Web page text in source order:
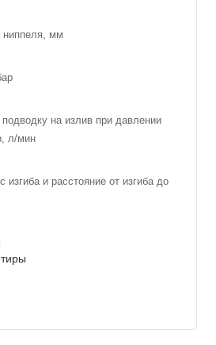
ниппеля, мм
на излив при давлении
л/мин
и расстояние от изгиба до